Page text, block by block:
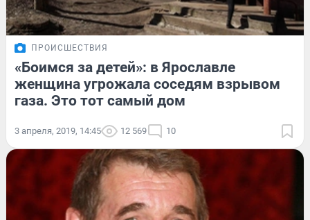
ПРОИСШЕСТВИЯ
«Боимся за детей»: в Ярославле
женщина угрожала соседям взрывом
газа. Это тот самый дом
3 апреля, 2019, 14:45 12 569 10